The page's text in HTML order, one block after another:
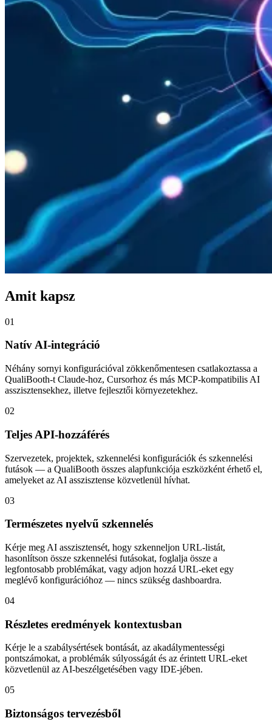
Amit kapsz
01
Natív AI-integráció
Néhány sornyi konfigurációval zökkenőmentesen csatlakoztassa a
QualiBooth-t Claude-hoz, Cursorhoz és más MCP-kompatibilis AI
asszisztensekhez, illetve fejlesztői környezetekhez.
02
Teljes API-hozzáférés
Szervezetek, projektek, szkennelési konfigurációk és szkennelési
futások — a QualiBooth összes alapfunkciója eszközként érhető el,
amelyeket az AI asszisztense közvetlenül hívhat.
03
Természetes nyelvű szkennelés
Kérje meg AI asszisztensét, hogy szkenneljon URL-listát,
hasonlítson össze szkennelési futásokat, foglalja össze a
legfontosabb problémákat, vagy adjon hozzá URL-eket egy
meglévő konfigurációhoz — nincs szükség dashboardra.
04
Részletes eredmények kontextusban
Kérje le a szabálysértések bontását, az akadálymentességi
pontszámokat, a problémák súlyosságát és az érintett URL-eket
közvetlenül az AI-beszélgetésében vagy IDE-jében.
05
Biztonságos tervezésből